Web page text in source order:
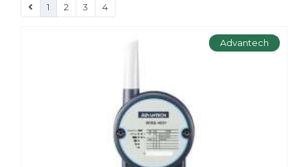
1 2 3 4
Advantech